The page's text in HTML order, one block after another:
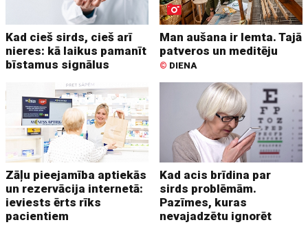
Kad cieš sirds, cieš arī
nieres: kā laikus pamanīt
bīstamus signālus
Man aušana ir lemta. Tajā
patveros un meditēju
© DIENA
Zāļu pieejamība aptiekās
un rezervācija internetā:
ieviests ērts rīks
pacientiem
Kad acis brīdina par
sirds problēmām.
Pazīmes, kuras
nevajadzētu ignorēt